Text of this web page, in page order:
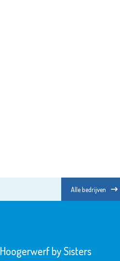
Alle bedrijven
Hoogerwerf by Sisters